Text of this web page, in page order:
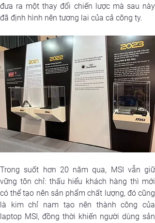
đưa ra một thay đổi chiến lược mà sau này
đã định hình nên tương lai của cả công ty.
Trong suốt hơn 20 năm qua, MSI vẫn giữ
vững tôn chỉ: thấu hiểu khách hàng thì mới
có thể tạo nên sản phẩm chất lượng, đó cũng
là kim chỉ nam tạo nên thành công của
laptop MSI, đồng thời khiến người dùng sản